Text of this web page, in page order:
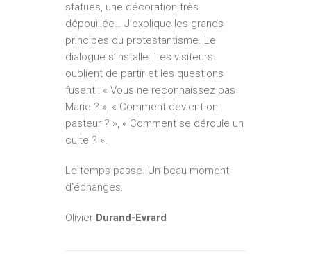
statues, une décoration très
dépouillée… J’explique les grands
principes du protestantisme. Le
dialogue s’installe. Les visiteurs
oublient de partir et les questions
fusent : « Vous ne reconnaissez pas
Marie ? », « Comment devient-on
pasteur ? », « Comment se déroule un
culte ? ».
Le temps passe. Un beau moment
d’échanges.
Olivier Durand-Evrard